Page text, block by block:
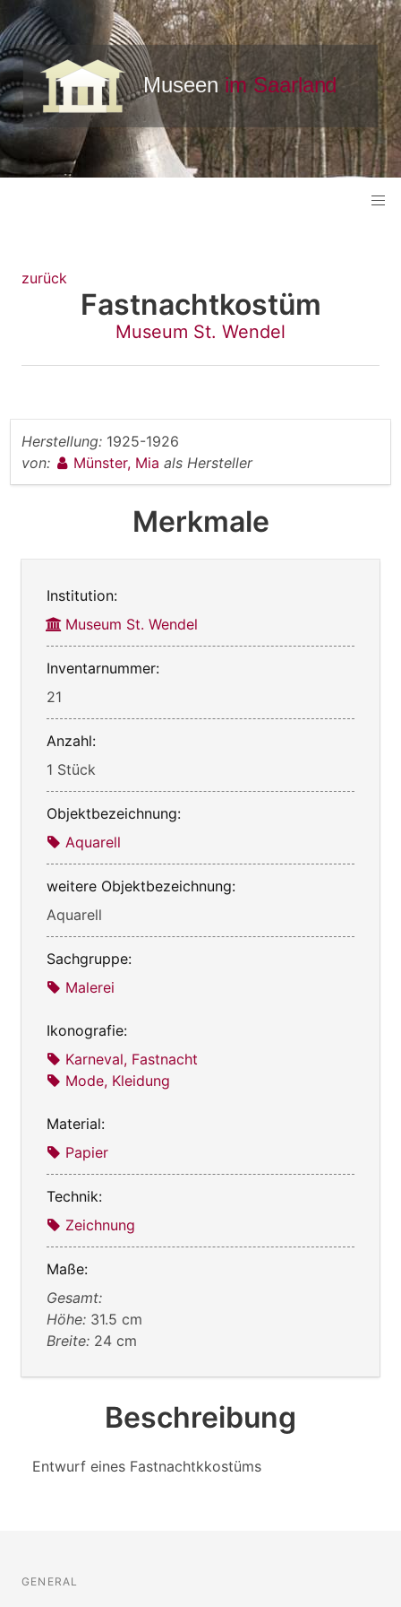
zurück
Fastnachtkostüm
Museum St. Wendel
Herstellung: 1925-1926
von:
Münster, Mia als Hersteller
Merkmale
Institution:
Museum St. Wendel
Inventarnummer:
21
Anzahl:
1 Stück
Objektbezeichnung:
Aquarell
weitere Objektbezeichnung:
Aquarell
Sachgruppe:
Malerei
Ikonografie:
Karneval, Fastnacht
Mode, Kleidung
Material:
Papier
Technik:
Zeichnung
Maße:
Gesamt:
Höhe: 31.5 cm
Breite: 24 cm
Beschreibung
Entwurf eines Fastnachtkkostüms
GENERAL